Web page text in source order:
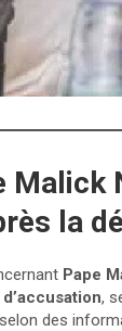
Malick
la
Pape
,
des